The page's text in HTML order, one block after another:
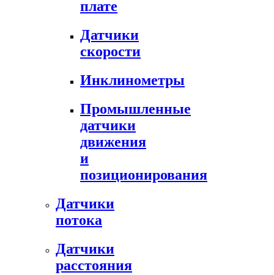
плате
Датчики
скорости
Инклинометры
Промышленные
датчики
движения
и
позиционирования
Датчики
потока
Датчики
расстояния